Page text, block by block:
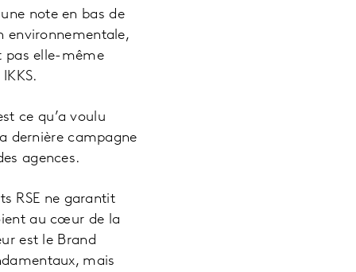
note en bas de
environnementale,
pas elle-même
ce qu’a voulu
dernière campagne
agences.
RSE ne garantit
au cœur de la
est le Brand
mais